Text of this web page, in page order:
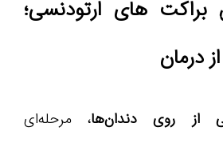
براکت های ارتودنسی؛
درمان
از روی دندان‌ها، مرحله‌ای